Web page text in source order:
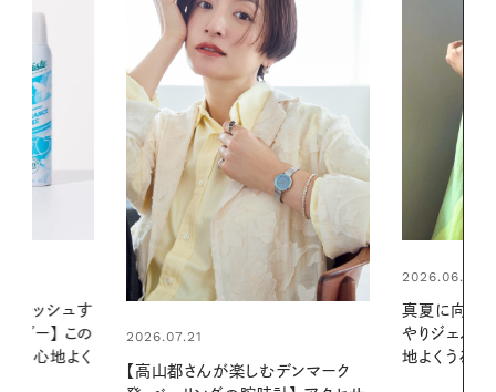
2026.06.01
やりジェルと出合う。暑い季節に心
ア
2026.06.01
お出かけ前
の一日。汗ば
に過ごす私